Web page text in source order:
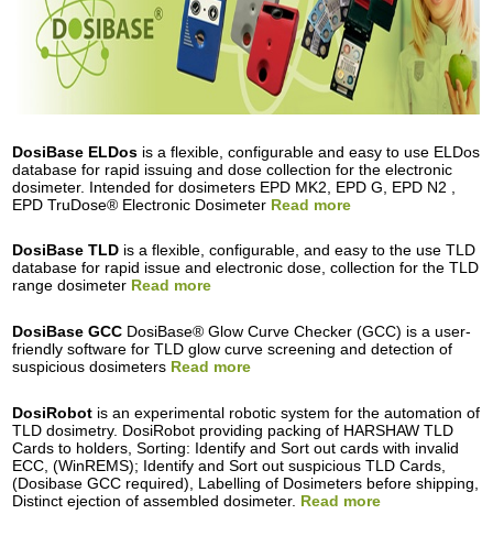
DosiBase ELDosis a flexible, configurable and easy to use ELDos
database for rapid issuing and dose collection for the electronic
dosimeter. Intended for dosimeters EPD MK2, EPD G, EPD N2 ,
EPD TruDose® Electronic Dosimeter Read more
DosiBase TLDis a flexible, configurable, and easy to the use TLD
database for rapid issue and electronic dose, collection for the TLD
range dosimeter Read more
DosiBase GCCDosiBase® Glow Curve Checker (GCC) is a user-
friendly software for TLD glow curve screening and detection of
suspicious dosimeters Read more
DosiRobotis an experimental robotic system for the automation of
TLD dosimetry. DosiRobot providing packing of HARSHAW TLD
Cards to holders, Sorting: Identify and Sort out cards with invalid
ECC, (WinREMS); Identify and Sort out suspicious TLD Cards,
(Dosibase GCC required), Labelling of Dosimeters before shipping,
Distinct ejection of assembled dosimeter. Read more